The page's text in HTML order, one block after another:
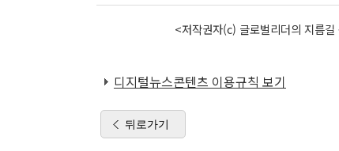
<저작권자(c) 글로벌리더의 지름
디지털뉴스콘텐츠 이용규칙 보기
뒤로가기